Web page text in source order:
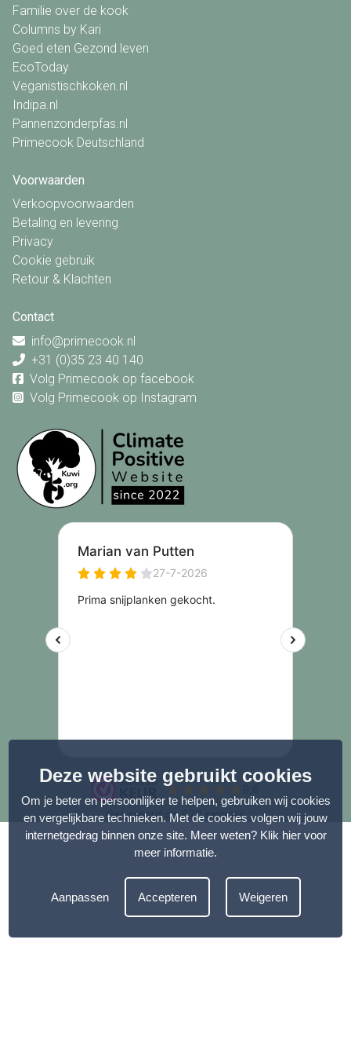
Familie over de kook
Columns by Kari
Goed eten Gezond leven
EcoToday
Veganistischkoken.nl
Indipa.nl
Pannenzonderpfas.nl
Primecook Deutschland
Voorwaarden
Verkoopvoorwaarden
Betaling en levering
Privacy
Cookie gebruik
Retour & Klachten
Contact
info@primecook.nl
+31 (0)35 23 40 140
Volg Primecook op facebook
Volg Primecook op Instagram
Deze website gebruikt cookies
Om je beter en persoonlijker te helpen, gebruiken wij cookies
en vergelijkbare technieken. Met de cookies volgen wij jouw
internetgedrag binnen onze site. Meer weten? Klik hier voor
meer informatie.
Aanpassen Accepteren Weigeren